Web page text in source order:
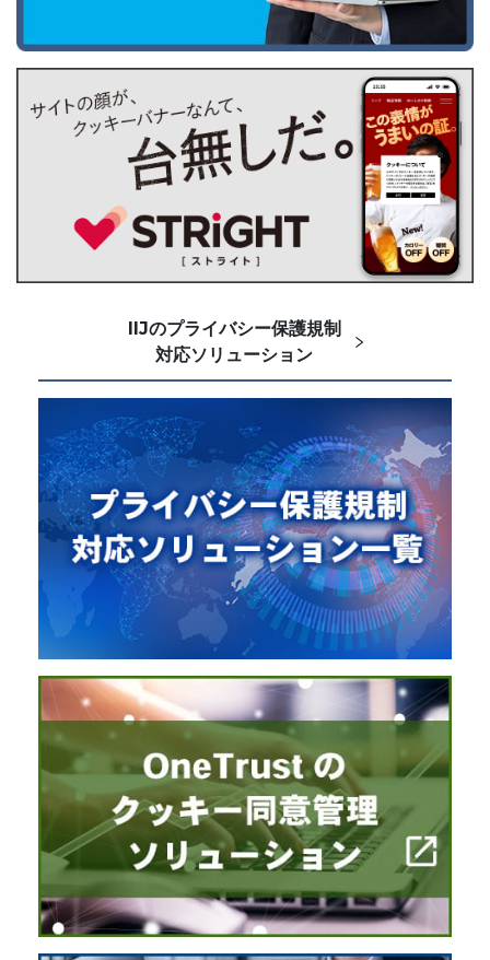
IIJのプライバシー保護規制
対応ソリューション